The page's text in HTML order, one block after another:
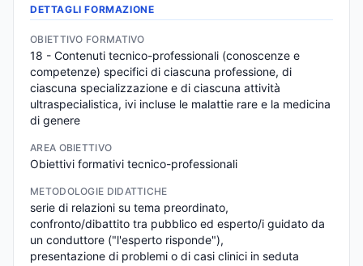
DETTAGLI FORMAZIONE
OBIETTIVO FORMATIVO
18 - Contenuti tecnico-professionali (conoscenze e
competenze) specifici di ciascuna professione, di
ciascuna specializzazione e di ciascuna attività
ultraspecialistica, ivi incluse le malattie rare e la medicina
di genere
AREA OBIETTIVO
Obiettivi formativi tecnico-professionali
METODOLOGIE DIDATTICHE
serie di relazioni su tema preordinato,
confronto/dibattito tra pubblico ed esperto/i guidato da
un conduttore ("l'esperto risponde"),
presentazione di problemi o di casi clinici in seduta